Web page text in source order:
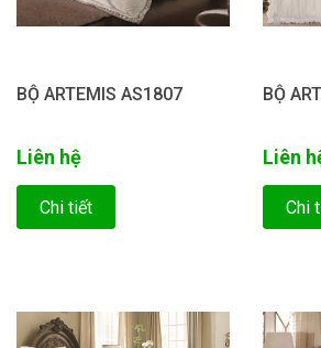
BỘ ARTEMIS AS1807
Liên hệ
Chi tiết
BỘ
Liên
Chi